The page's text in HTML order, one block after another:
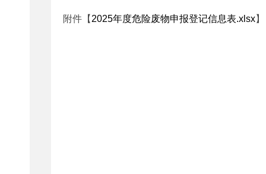
附件【 2025年度危险废物申报登记信息表.xlsx】